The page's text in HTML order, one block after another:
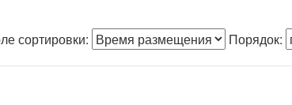
сортировки: Порядок: